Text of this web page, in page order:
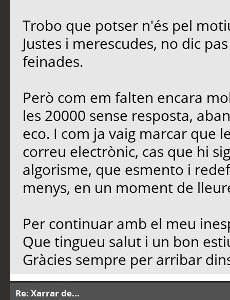
Trobo que potser n'és pel
Justes i merescudes, no dic
feinades.
Però com em falten encara
les 20000 sense resposta,
eco. I com ja vaig marcar que
correu electrònic, cas que hi
algorisme, que esmento i
menys, en un moment de
Per continuar amb el meu
Que tingueu salut i un bon
Gràcies sempre per arribar
Re: Xarrar de...